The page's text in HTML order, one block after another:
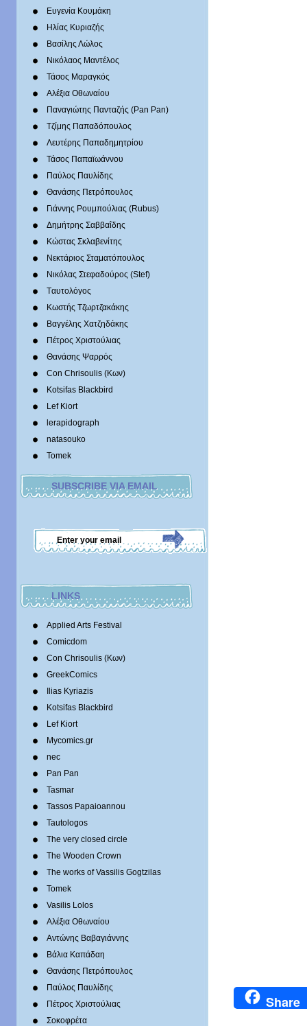
Ευγενία Κουμάκη
Ηλίας Κυριαζής
Βασίλης Λώλος
Νικόλαος Μαντέλος
Τάσος Μαραγκός
Αλέξια Οθωναίου
Παναγιώτης Πανταζής (Pan Pan)
Τζίμης Παπαδόπουλος
Λευτέρης Παπαδημητρίου
Τάσος Παπαϊωάννου
Παύλος Παυλίδης
Θανάσης Πετρόπουλος
Γιάννης Ρουμπούλιας (Rubus)
Δημήτρης Σαββαΐδης
Κώστας Σκλαβενίτης
Νεκτάριος Σταματόπουλος
Νικόλας Στεφαδούρος (Stef)
Tαυτολόγος
Κωστής Τζωρτζακάκης
Βαγγέλης Χατζηδάκης
Πέτρος Χριστούλιας
Θανάσης Ψαρρός
Con Chrisoulis (Κων)
Kotsifas Blackbird
Lef Kiort
lerapidograph
natasouko
Tomek
SUBSCRIBE VIA EMAIL
LINKS
Applied Arts Festival
Comicdom
Con Chrisoulis (Κων)
GreekComics
Ilias Kyriazis
Kotsifas Blackbird
Lef Kiort
Mycomics.gr
nec
Pan Pan
Tasmar
Tassos Papaioannou
Tautologos
The very closed circle
The Wooden Crown
The works of Vassilis Gogtzilas
Tomek
Vasilis Lolos
Αλέξια Οθωναίου
Αντώνης Βαβαγιάννης
Βάλια Καπάδαη
Θανάσης Πετρόπουλος
Παύλος Παυλίδης
Πέτρος Χριστούλιας
Σοκοφρέτα
Share